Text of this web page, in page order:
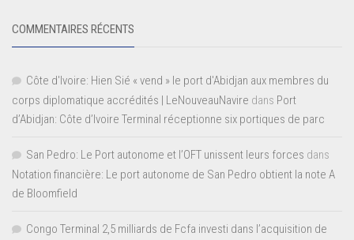
COMMENTAIRES RÉCENTS
Côte d'Ivoire: Hien Sié « vend » le port d'Abidjan aux membres du
corps diplomatique accrédités | LeNouveauNavire dans Port
d’Abidjan: Côte d’Ivoire Terminal réceptionne six portiques de parc
San Pedro: Le Port autonome et l’OFT unissent leurs forces dans
Notation financière: Le port autonome de San Pedro obtient la note A
de Bloomfield
Congo Terminal 2,5 milliards de Fcfa investi dans l’acquisition de